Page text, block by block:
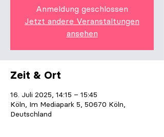
Anmeldung geschlossen
Jetzt andere Veranstaltungen
ansehen
Zeit & Ort
16. Juli 2025, 14:15 – 15:45
Köln, Im Mediapark 5, 50670 Köln,
Deutschland